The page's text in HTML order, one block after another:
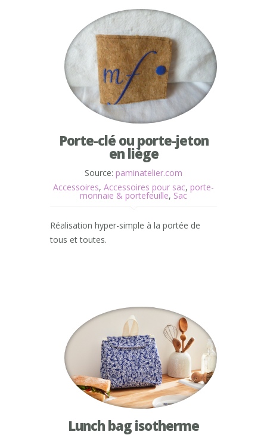
Porte-clé ou porte-jeton
en liège
Source: paminatelier.com
Accessoires, Accessoires pour sac, porte-
monnaie & portefeuille, Sac
Réalisation hyper-simple à la portée de
tous et toutes.
Lunch bag isotherme